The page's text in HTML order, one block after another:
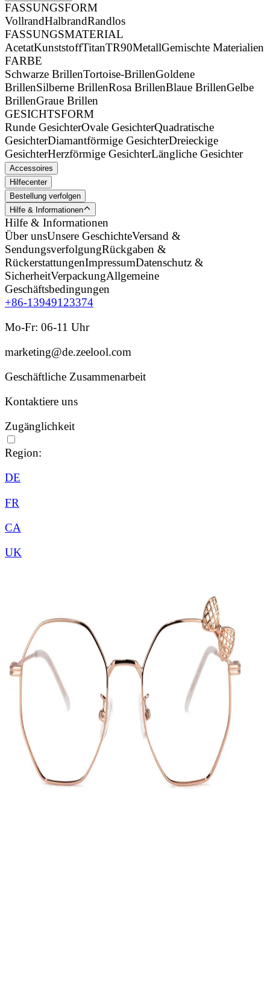
FASSUNGSFORM
VollrandHalbrandRandlos
FASSUNGSMATERIAL
AcetatKunststoffTitanTR90MetallGemischte Materialien
FARBE
Schwarze BrillenTortoise-BrillenGoldene
BrillenSilberne BrillenRosa BrillenBlaue BrillenGelbe
BrillenGraue Brillen
GESICHTSFORM
Runde GesichterOvale GesichterQuadratische
GesichterDiamantförmige GesichterDreieckige
GesichterHerzförmige GesichterLängliche Gesichter
Accessoires
Hilfecenter
Bestellung verfolgen
Hilfe & Informationen
Hilfe & Informationen
Über unsUnsere GeschichteVersand &
SendungsverfolgungRückgaben &
RückerstattungenImpressumDatenschutz &
SicherheitVerpackungAllgemeine
Geschäftsbedingungen
+86-13949123374
Mo-Fr: 06-11 Uhr
marketing@de.zeelool.com
Geschäftliche Zusammenarbeit
Kontaktiere uns
Zugänglichkeit
Region:
DE
FR
CA
UK